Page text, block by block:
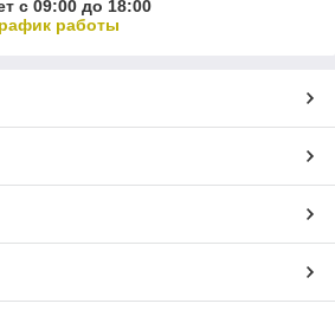
с 09:00 до 18:00
работы